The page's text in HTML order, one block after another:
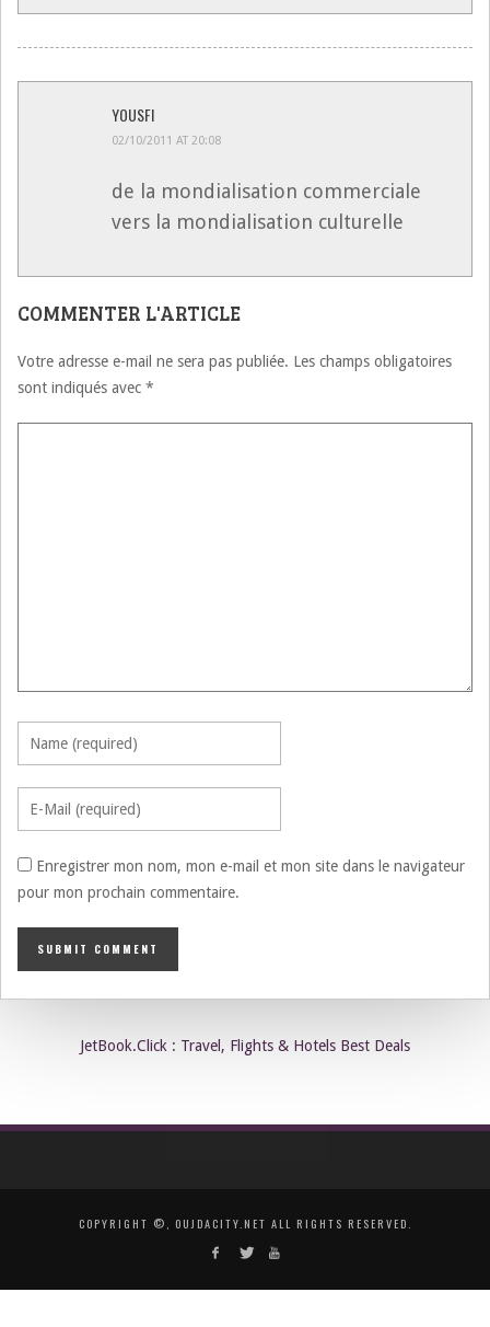
YOUSFI
02/10/2011 AT 20:08
de la mondialisation commerciale
vers la mondialisation culturelle
COMMENTER L'ARTICLE
Votre adresse e-mail ne sera pas publiée. Les champs obligatoires
sont indiqués avec *
Enregistrer mon nom, mon e-mail et mon site dans le navigateur
pour mon prochain commentaire.
JetBook.Click : Travel, Flights & Hotels Best Deals
COPYRIGHT ©, OUJDACITY.NET ALL RIGHTS RESERVED.